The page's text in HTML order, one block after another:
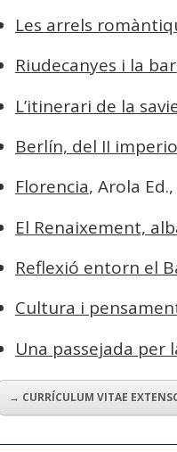
Les arrels
Riudecanyes i la
L’itinerari de la
Berlín, del II
Florencia, Arola
El Renaixement,
Reflexió entorn el
Cultura i
Una passejada per
→ CURRÍCULUM VITAE